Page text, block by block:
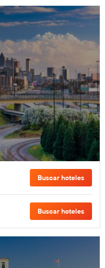
Buscar hoteles
Buscar hoteles